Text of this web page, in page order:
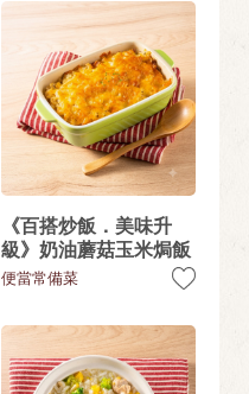
《百搭炒飯．美味升
級》奶油蘑菇玉米焗飯
便當常備菜